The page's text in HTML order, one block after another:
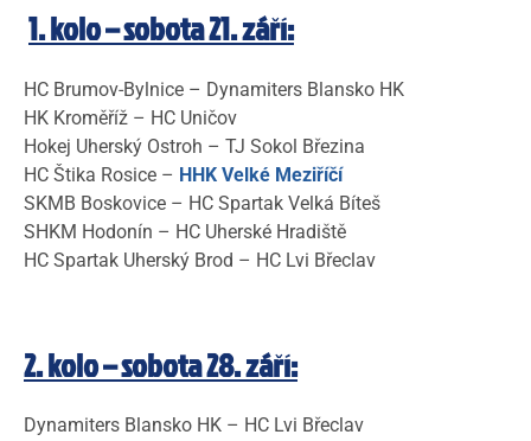
1. kolo – sobota 21. září:
HC Brumov-Bylnice – Dynamiters Blansko HK
HK Kroměříž – HC Uničov
Hokej Uherský Ostroh – TJ Sokol Březina
HC Štika Rosice – HHK Velké Meziříčí
SKMB Boskovice – HC Spartak Velká Bíteš
SHKM Hodonín – HC Uherské Hradiště
HC Spartak Uherský Brod – HC Lvi Břeclav
2. kolo – sobota 28. září:
Dynamiters Blansko HK – HC Lvi Břeclav